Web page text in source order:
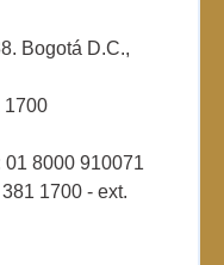
Bogotá D.C.,
1700
8000 910071
1700 - ext.